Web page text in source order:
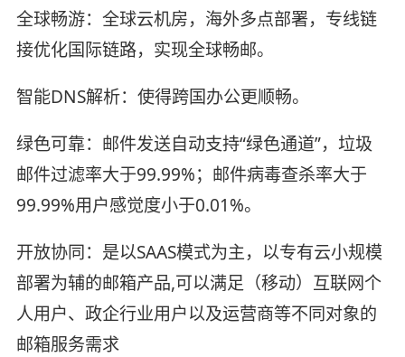
全球畅游：全球云机房，海外多点部署，专线链
接优化国际链路，实现全球畅邮。
智能DNS解析：使得跨国办公更顺畅。
绿色可靠：邮件发送自动支持“绿色通道”，垃圾
邮件过滤率大于99.99%；邮件病毒查杀率大于
99.99%用户感觉度小于0.01%。
开放协同：是以SAAS模式为主，以专有云小规模
部署为辅的邮箱产品,可以满足（移动）互联网个
人用户、政企行业用户以及运营商等不同对象的
邮箱服务需求